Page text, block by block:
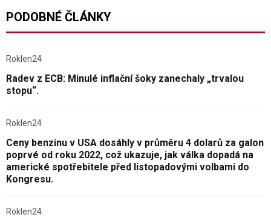
PODOBNÉ ČLÁNKY
Roklen24
Radev z ECB: Minulé inflační šoky zanechaly „trvalou
stopu“.
Roklen24
Ceny benzinu v USA dosáhly v průměru 4 dolarů za galon
poprvé od roku 2022, což ukazuje, jak válka dopadá na
americké spotřebitele před listopadovými volbami do
Kongresu.
Roklen24